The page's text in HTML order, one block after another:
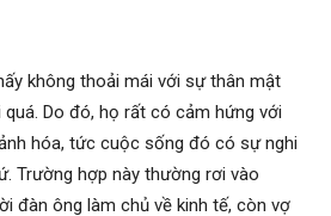
không thoải mái với sự thân mật
Do đó, họ rất có cảm hứng với
hóa, tức cuộc sống đó có sự nghi
Trường hợp này thường rơi vào
đàn ông làm chủ về kinh tế, còn vợ